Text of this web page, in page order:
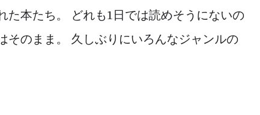
本たち。 どれも1日では読めそうにないの
そのまま。 久しぶりにいろんなジャンルの